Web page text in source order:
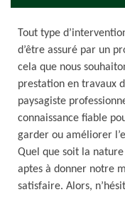
Tout type
d’être assuré par un
cela que nous
prestation en travaux
paysagiste
connaissance fiable
garder ou améliorer
Quel que soit la
aptes à donner notre
satisfaire. Alors,